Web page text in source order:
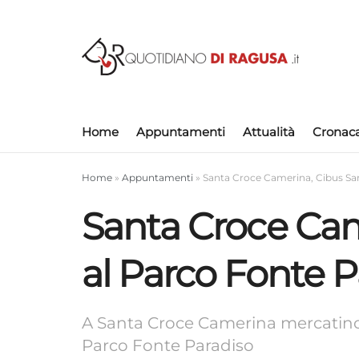
Home Appuntamenti Attualità
Home » Appuntamenti » Santa Croce Camerina, Cibus
Santa Croce
al Parco Fonte
A Santa Croce Camerina
Parco Fonte Paradiso